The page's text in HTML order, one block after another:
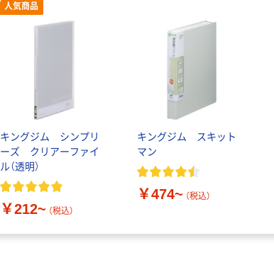
人気商品
キングジム シンプリ
ーズ クリアーファイ
ル（透明）
￥212~ （税込）
キングジム スキット
マン
￥474~ （税込）